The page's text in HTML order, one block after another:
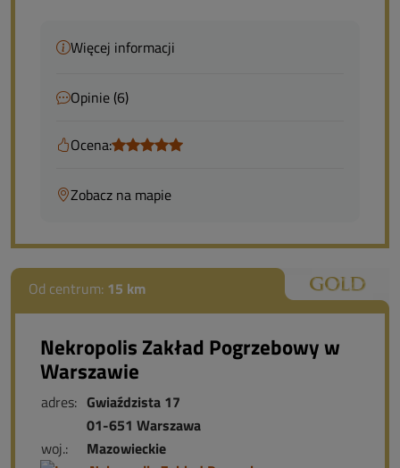
Więcej informacji
Opinie (6)
Ocena:
Zobacz na mapie
Od centrum: 15 km
Nekropolis Zakład Pogrzebowy w
Warszawie
adres: Gwiaździsta 17
01-651 Warszawa
woj.:
Mazowieckie